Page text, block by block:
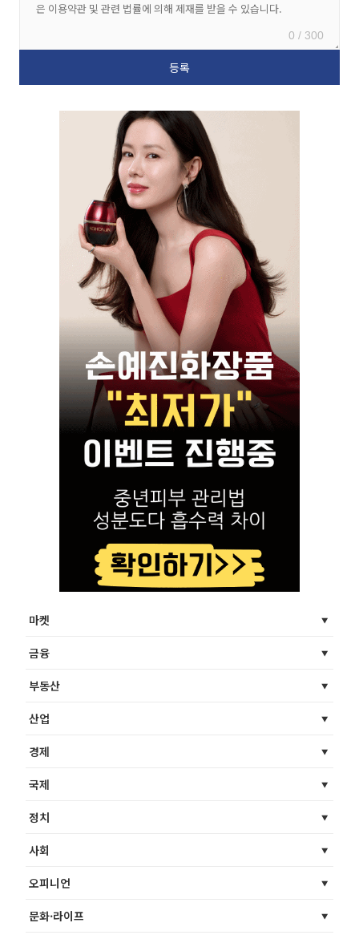
0 / 300
마켓
금융
부동산
산업
경제
국제
정치
사회
오피니언
문화·라이프